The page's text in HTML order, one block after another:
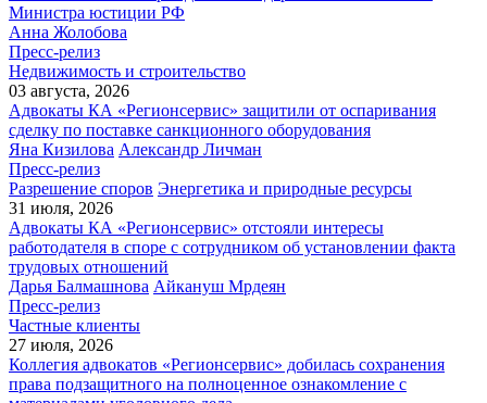
Министра юстиции РФ
Анна Жолобова
Пресс-релиз
Недвижимость и строительство
03 августа, 2026
Адвокаты КА «Регионсервис» защитили от оспаривания
сделку по поставке санкционного оборудования
Яна Кизилова Александр Личман
Пресс-релиз
Разрешение споров Энергетика и природные ресурсы
31 июля, 2026
Адвокаты КА «Регионсервис» отстояли интересы
работодателя в споре с сотрудником об установлении факта
трудовых отношений
Дарья Балмашнова Айкануш Мрдеян
Пресс-релиз
Частные клиенты
27 июля, 2026
Коллегия адвокатов «Регионсервис» добилась сохранения
права подзащитного на полноценное ознакомление с